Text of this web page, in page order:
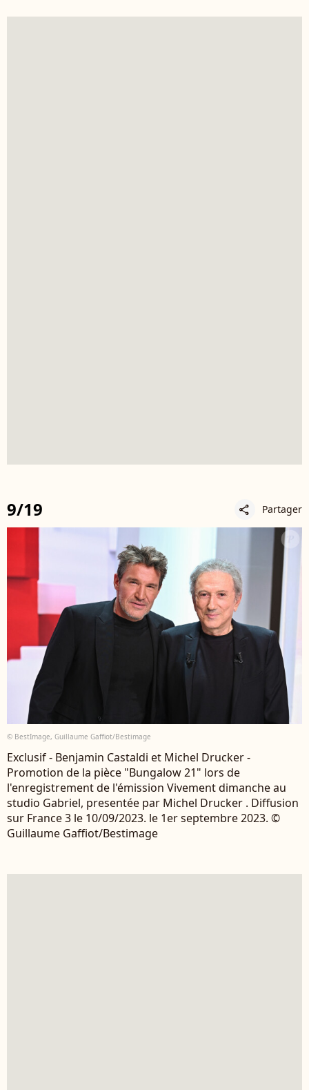
9/19 share Partager
© BestImage, Guillaume Gaffiot/Bestimage
Exclusif - Benjamin Castaldi et Michel Drucker -
Promotion de la pièce "Bungalow 21" lors de
l'enregistrement de l'émission Vivement dimanche au
studio Gabriel, presentée par Michel Drucker . Diffusion
sur France 3 le 10/09/2023. le 1er septembre 2023. ©
Guillaume Gaffiot/Bestimage